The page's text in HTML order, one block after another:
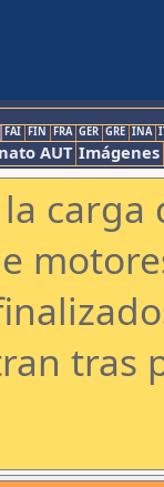
FAI FIN FRA GER GRE INA
AUT Imágenes
tras